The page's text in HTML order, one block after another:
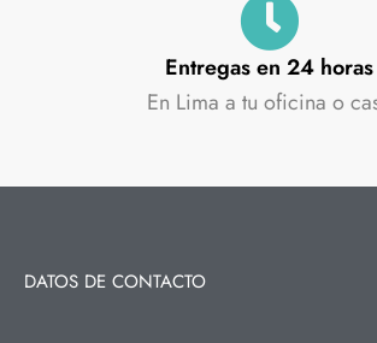
Entregas en 24 horas
En Lima a tu oficina o
DATOS DE CONTACTO